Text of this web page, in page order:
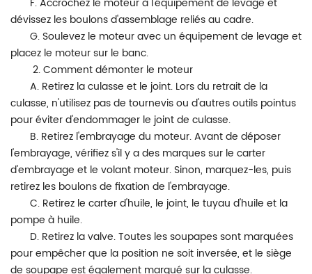
dévissez les boulons d'assemblage reliés au cadre.
G. Soulevez le moteur avec un équipement de levage et
placez le moteur sur le banc.
2. Comment démonter le moteur
A. Retirez la culasse et le joint. Lors du retrait de la
culasse, n'utilisez pas de tournevis ou d'autres outils pointus
pour éviter d'endommager le joint de culasse.
B. Retirez l'embrayage du moteur. Avant de déposer
l'embrayage, vérifiez s'il y a des marques sur le carter
d'embrayage et le volant moteur. Sinon, marquez-les, puis
retirez les boulons de fixation de l'embrayage.
C. Retirez le carter d'huile, le joint, le tuyau d'huile et la
pompe à huile.
D. Retirez la valve. Toutes les soupapes sont marquées
pour empêcher que la position ne soit inversée, et le siège
de soupape est également marqué sur la culasse.